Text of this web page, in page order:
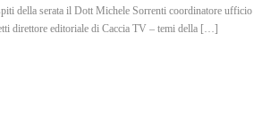
della serata il Dott Michele Sorrenti coordinatore ufficio
direttore editoriale di Caccia TV – temi della […]